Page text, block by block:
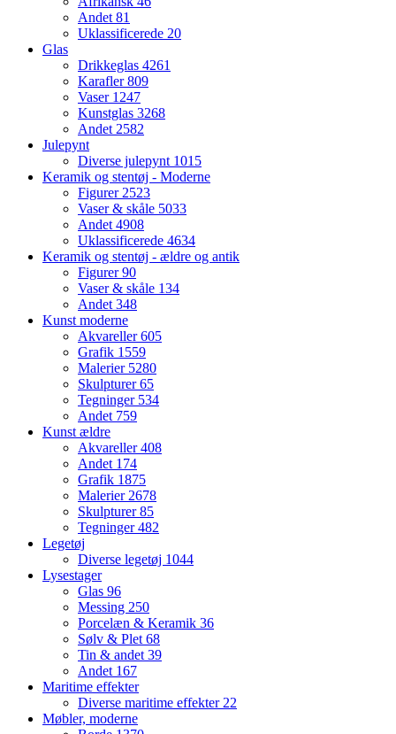
Andet81
Uklassificerede 20
Glas
Drikkeglas 4261
Karafler809
Vaser 1247
Kunstglas 3268
Andet2582
Julepynt
Diverse julepynt 1015
Keramik og stentøj - Moderne
Figurer2523
Vaser & skåle 5033
Andet4908
Uklassificerede 4634
Keramik og stentøj - ældre og antik
Figurer90
Vaser & skåle 134
Andet348
Kunst moderne
Akvareller605
Grafik 1559
Malerier 5280
Skulpturer65
Tegninger 534
Andet 759
Kunst ældre
Akvareller408
Andet 174
Grafik 1875
Malerier2678
Skulpturer85
Tegninger482
Legetøj
Diverse legetøj 1044
Lysestager
Glas 96
Messing 250
Porcelæn & Keramik 36
Sølv & Plet68
Tin & andet39
Andet 167
Maritime effekter
Diverse maritime effekter22
Møbler, moderne